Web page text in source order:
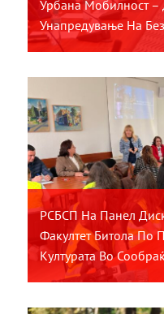
Урбана Мобилност –
Унапредување На
РСБСП На Панел
Факултет Битола По
Културата Во